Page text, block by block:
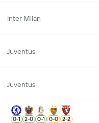
Inter Milan
Juventus
Juventus
0-1 2-0 0-1 0-0 2-2